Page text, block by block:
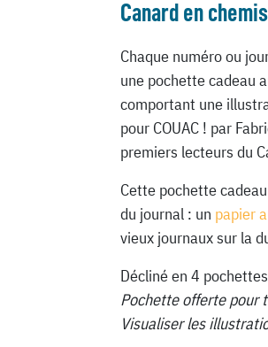
Canard en
Chaque numéro ou
une pochette cadeau
comportant une
pour COUAC ! par
premiers lecteurs du
Cette pochette
du journal : un papier
vieux journaux sur la
Décliné en 4
Pochette offerte pour
Visualiser les